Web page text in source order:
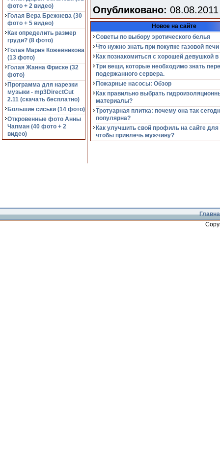
фото + 2 видео)
Голая Вера Брежнева (30
фото + 5 видео)
Как определить размер
груди? (8 фото)
Голая Мария Кожевникова
(13 фото)
Голая Жанна Фриске (32
фото)
Программа для нарезки
музыки - mp3DirectCut
2.11 (cкачать бесплатно)
Большие сиськи (14 фото)
Откровенные фото Анны
Чапман (40 фото + 2
видео)
Опубликовано:
Новое на сайте
Советы по выбору эротического белья
Что нужно знать при покупке газовой печи
Как познакомиться с хорошей девушкой в
Три вещи, которые необходимо знать
подержанного сервера.
Пожарные насосы: Обзор
Как правильно выбрать
материалы?
Тротуарная плитка: почему она так
популярна?
Как улучшить свой профиль на сайте для
чтобы привлечь мужчину?